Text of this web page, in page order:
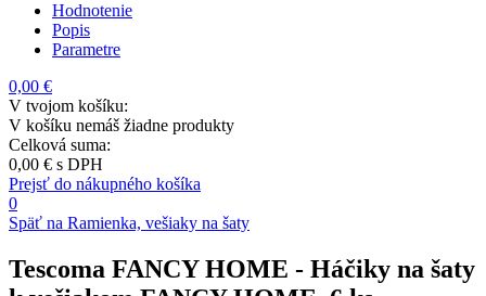
Hodnotenie
Popis
Parametre
0,00 €
V tvojom košíku:
V košíku nemáš žiadne produkty
Celková suma:
0,00 € s DPH
Prejsť do nákupného košíka
0
Späť na Ramienka, vešiaky na šaty
Tescoma FANCY HOME - Háčiky na šaty